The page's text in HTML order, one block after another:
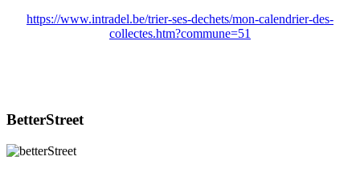
https://www.intradel.be/trier-ses-dechets/mon-calendrier-des-
collectes.htm?commune=51
BetterStreet